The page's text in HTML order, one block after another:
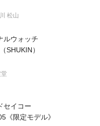
松山
ルウォッチ
SHUKIN）
堂
セイコー
《限定モデル》